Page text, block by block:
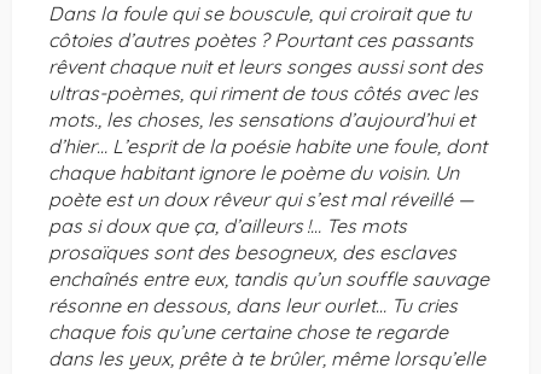
Dans la foule qui se bouscule, qui croirait que tu
côtoies d’autres poètes ? Pourtant ces passants
rêvent chaque nuit et leurs songes aussi sont des
ultras-poèmes, qui riment de tous côtés avec les
mots., les choses, les sensations d’aujourd’hui et
d’hier… L’esprit de la poésie habite une foule, dont
chaque habitant ignore le poème du voisin. Un
poète est un doux rêveur qui s’est mal réveillé —
pas si doux que ça, d’ailleurs !… Tes mots
prosaïques sont des besogneux, des esclaves
enchaînés entre eux, tandis qu’un souffle sauvage
résonne en dessous, dans leur ourlet… Tu cries
chaque fois qu’une certaine chose te regarde
dans les yeux, prête à te brûler, même lorsqu’elle